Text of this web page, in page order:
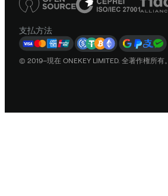
支払方法
© 2019–現在 ONEKEY LIMITED. 全著作権所有。